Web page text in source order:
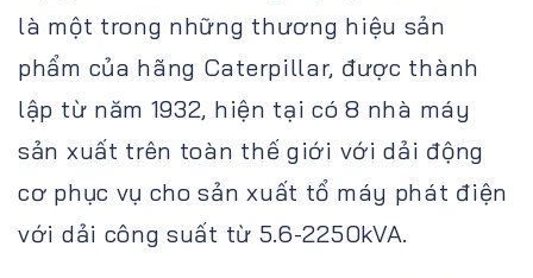
là một trong những thương hiệu sản
phẩm của hãng Caterpillar, được thành
lập từ năm 1932, hiện tại có 8 nhà máy
sản xuất trên toàn thế giới với dải động
cơ phục vụ cho sản xuất tổ máy phát điện
với dải công suất từ 5.6-2250kVA.